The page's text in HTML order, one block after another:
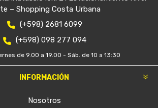
– Shopping Costa Urbana
(+598) 2681 6099
(+598) 098 277 094
de 9.00 a 19.00 - Sáb. de 10 a 13:30
INFORMACIÓN
Nosotros